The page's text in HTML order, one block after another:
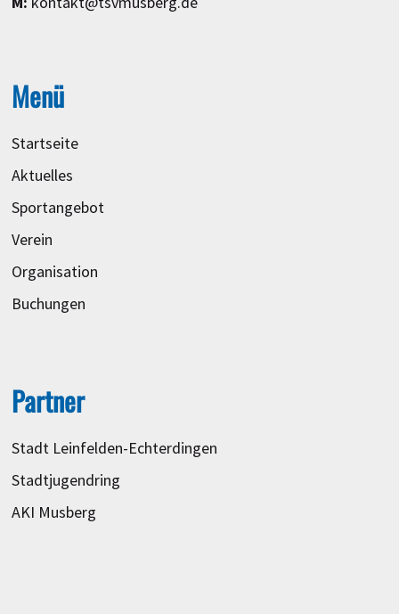
Menü
Startseite
Aktuelles
Sportangebot
Verein
Organisation
Buchungen
Partner
Stadt Leinfelden-Echterdingen
Stadtjugendring
AKI Musberg